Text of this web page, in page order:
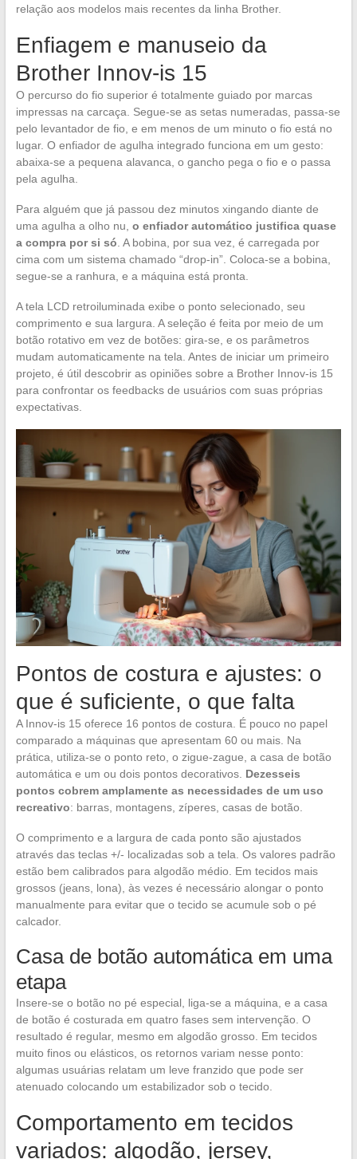
relação aos modelos mais recentes da linha Brother.
Enfiagem e manuseio da
Brother Innov-is 15
O percurso do fio superior é totalmente guiado por marcas
impressas na carcaça. Segue-se as setas numeradas, passa-se
pelo levantador de fio, e em menos de um minuto o fio está no
lugar. O enfiador de agulha integrado funciona em um gesto:
abaixa-se a pequena alavanca, o gancho pega o fio e o passa
pela agulha.
Para alguém que já passou dez minutos xingando diante de
uma agulha a olho nu, o enfiador automático justifica quase
a compra por si só . A bobina, por sua vez, é carregada por
cima com um sistema chamado “drop-in”. Coloca-se a bobina,
segue-se a ranhura, e a máquina está pronta.
A tela LCD retroiluminada exibe o ponto selecionado, seu
comprimento e sua largura. A seleção é feita por meio de um
botão rotativo em vez de botões: gira-se, e os parâmetros
mudam automaticamente na tela. Antes de iniciar um primeiro
projeto, é útil descobrir as opiniões sobre a Brother Innov-is 15
para confrontar os feedbacks de usuários com suas próprias
expectativas.
Pontos de costura e ajustes: o
que é suficiente, o que falta
A Innov-is 15 oferece 16 pontos de costura. É pouco no papel
comparado a máquinas que apresentam 60 ou mais. Na
prática, utiliza-se o ponto reto, o zigue-zague, a casa de botão
automática e um ou dois pontos decorativos. Dezesseis
pontos cobrem amplamente as necessidades de um uso
recreativo: barras, montagens, zíperes, casas de botão.
O comprimento e a largura de cada ponto são ajustados
através das teclas +/- localizadas sob a tela. Os valores padrão
estão bem calibrados para algodão médio. Em tecidos mais
grossos (jeans, lona), às vezes é necessário alongar o ponto
manualmente para evitar que o tecido se acumule sob o pé
calcador.
Casa de botão automática em uma
etapa
Insere-se o botão no pé especial, liga-se a máquina, e a casa
de botão é costurada em quatro fases sem intervenção. O
resultado é regular, mesmo em algodão grosso. Em tecidos
muito finos ou elásticos, os retornos variam nesse ponto:
algumas usuárias relatam um leve franzido que pode ser
atenuado colocando um estabilizador sob o tecido.
Comportamento em tecidos
variados: algodão, jersey,